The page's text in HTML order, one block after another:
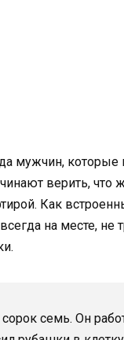
мужчин, которые
верить, что
Как
на месте, не
семь. Он